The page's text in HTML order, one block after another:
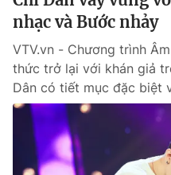
nhạc và Bước nhảy
VTV.vn - Chương trình
thức trở lại với khán giả
Dân có tiết mục đặc biệt